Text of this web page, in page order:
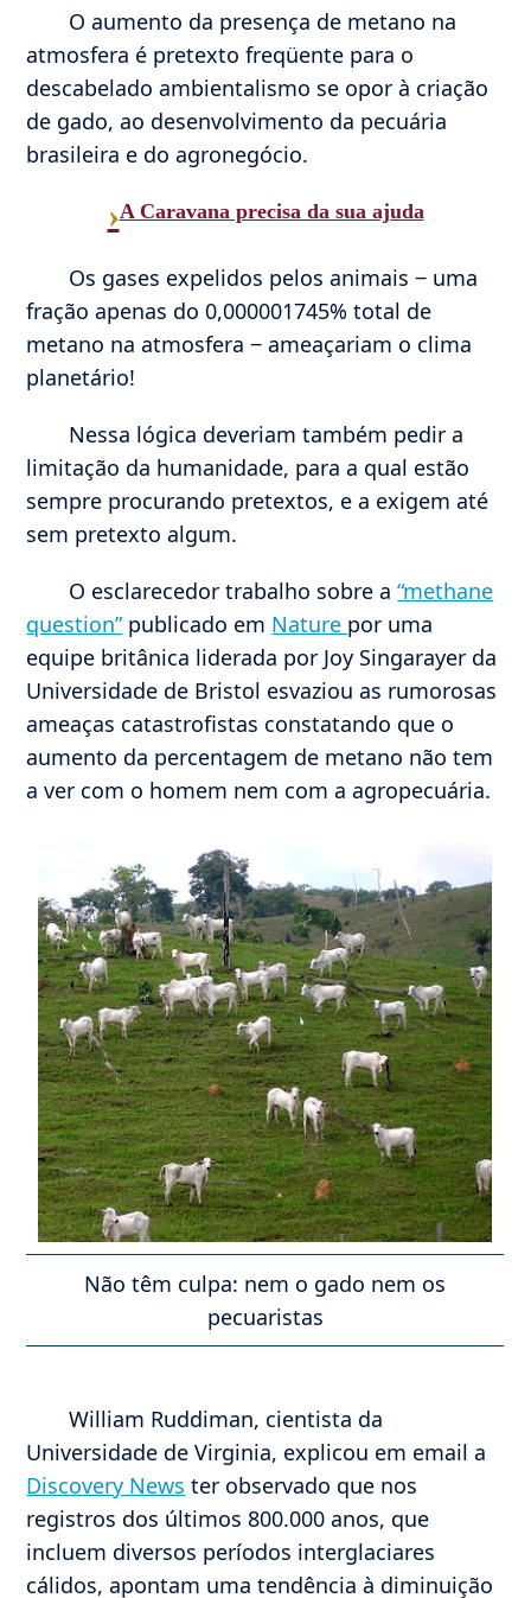
O aumento da presença de metano na
atmosfera é pretexto freqüente para o
descabelado ambientalismo se opor à criação
de gado, ao desenvolvimento da pecuária
brasileira e do agronegócio.
›A Caravana precisa da sua ajuda
Os gases expelidos pelos animais ‒ uma
fração apenas do 0,000001745% total de
metano na atmosfera ‒ ameaçariam o clima
planetário!
Nessa lógica deveriam também pedir a
limitação da humanidade, para a qual estão
sempre procurando pretextos, e a exigem até
sem pretexto algum.
O esclarecedor trabalho sobre a“methane
question”publicado em Nature por uma
equipe britânica liderada por Joy Singarayer da
Universidade de Bristol esvaziou as rumorosas
ameaças catastrofistas constatando que o
aumento da percentagem de metano não tem
a ver com o homem nem com a agropecuária.
Não têm culpa: nem o gado nem os
pecuaristas
William Ruddiman, cientista da
Universidade de Virginia, explicou em email a
Discovery News ter observado que nos
registros dos últimos 800.000 anos, que
incluem diversos períodos interglaciares
cálidos, apontam uma tendência à diminuição